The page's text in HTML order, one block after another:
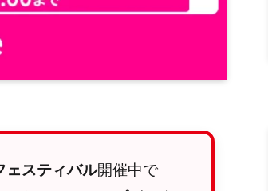
ェスティバル開催中で